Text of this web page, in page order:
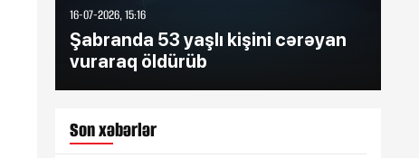
16-07-2026, 15:16
Şabranda 53 yaşlı kişini cərəyan
vuraraq öldürüb
Son xəbərlər